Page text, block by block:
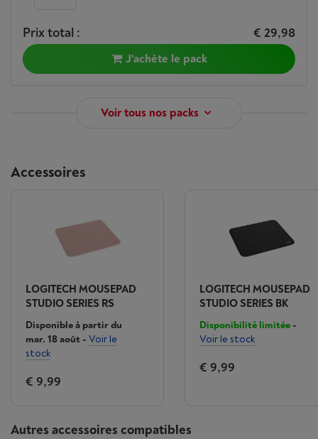
Prix total : € 29,98
J'achète le pack
Voir tous nos packs
Accessoires
LOGITECH MOUSEPAD
STUDIO SERIES RS
Disponible à partir du
mar. 18 août- Voir le
stock
€ 9,99
LOGITECH MOUSEPAD
STUDIO SERIES BK
Disponibilité limitée-
Voir le stock
€ 9,99
Autres accessoires compatibles